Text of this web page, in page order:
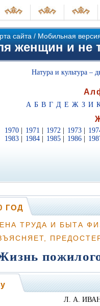
сайта / Мобильная
женщин и не
Натура и культура –
А Б В Г Д Е Ж З И
1970| 1971 1972| 1973|
1983| 1984| 1985| 1986|
ГОД
ТРУДА И БЫТА
Л. А.